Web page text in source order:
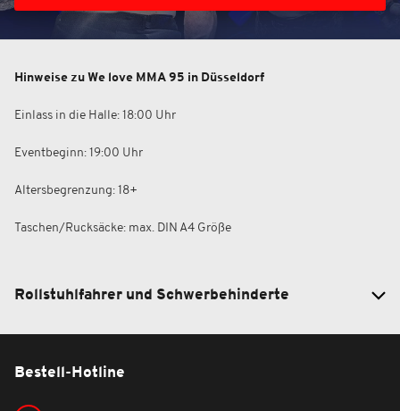
Hinweise zu We love MMA 95 in Düsseldorf
Einlass in die Halle: 18:00 Uhr
Eventbeginn: 19:00 Uhr
Altersbegrenzung: 18+
Taschen/Rucksäcke: max. DIN A4 Größe
Rollstuhlfahrer und Schwerbehinderte
Bestell-Hotline